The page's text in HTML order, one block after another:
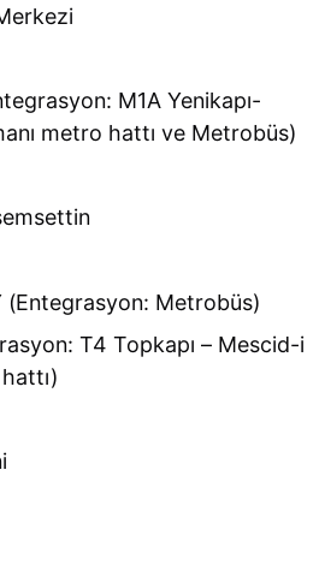
M1A Yenikapı-
metro hattı ve Metrobüs)
(Entegrasyon: Metrobüs)
T4 Topkapı – Mescid-i